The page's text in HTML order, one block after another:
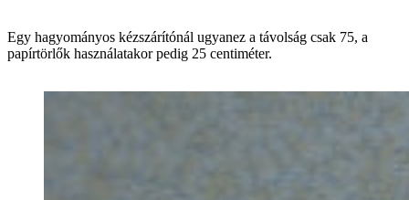
Egy hagyományos kézszárítónál ugyanez a távolság csak 75, a
papírtörlők használatakor pedig 25 centiméter.